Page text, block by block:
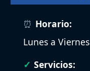
Horario:
Lunes a
Servicios: